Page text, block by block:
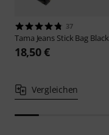
37
Tama Jeans Stick Bag Black
18,50 €
Vergleichen